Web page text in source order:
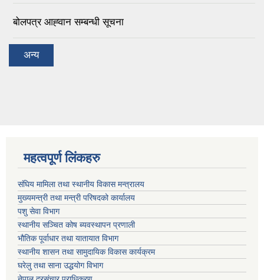
बोलपत्र आह्‍वान सम्बन्धी सूचना
अन्य
महत्वपूर्ण लिंकहरु
संघिय मामिला तथा स्थानीय विकास मन्त्रालय
मुख्यमन्त्री तथा मन्त्री परिषदको कार्यालय
पशु सेवा विभाग
स्थानीय सञ्चित कोष ब्यवस्थापन प्रणाली
भौतिक पूर्वाधार तथा यातायात विभाग
स्थानीय शासन तथा सामुदायिक विकास कार्यक्रम
घरेलु तथा साना उद्धयोग विभाग